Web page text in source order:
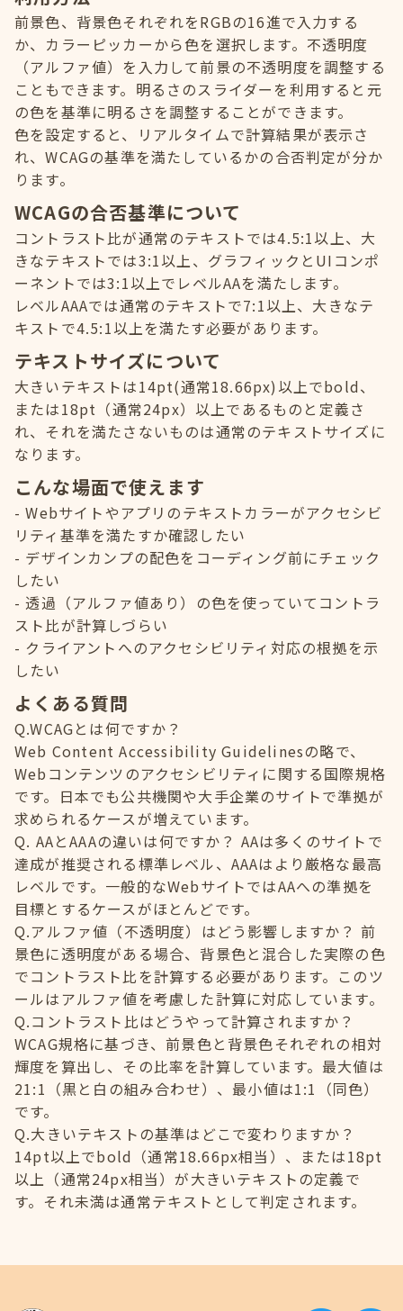
前景色、背景色それぞれをRGBの16進で入力する
か、カラーピッカーから色を選択します。不透明度
（アルファ値）を入力して前景の不透明度を調整する
こともできます。明るさのスライダーを利用すると元
の色を基準に明るさを調整することができます。
色を設定すると、リアルタイムで計算結果が表示さ
れ、WCAGの基準を満たしているかの合否判定が分か
ります。
WCAGの合否基準について
コントラスト比が通常のテキストでは4.5:1以上、大
きなテキストでは3:1以上、グラフィックとUIコンポ
ーネントでは3:1以上でレベルAAを満たします。
レベルAAAでは通常のテキストで7:1以上、大きなテ
キストで4.5:1以上を満たす必要があります。
テキストサイズについて
大きいテキストは14pt(通常18.66px)以上でbold、
または18pt（通常24px）以上であるものと定義さ
れ、それを満たさないものは通常のテキストサイズに
なります。
こんな場面で使えます
Webサイトやアプリのテキストカラーがアクセシビ
リティ基準を満たすか確認したい
デザインカンプの配色をコーディング前にチェック
したい
透過（アルファ値あり）の色を使っていてコントラ
スト比が計算しづらい
クライアントへのアクセシビリティ対応の根拠を示
したい
よくある質問
Q.WCAGとは何ですか？
Web Content Accessibility Guidelinesの略で、
Webコンテンツのアクセシビリティに関する国際規格
です。日本でも公共機関や大手企業のサイトで準拠が
求められるケースが増えています。
Q. AAとAAAの違いは何ですか？ AAは多くのサイトで
達成が推奨される標準レベル、AAAはより厳格な最高
レベルです。一般的なWebサイトではAAへの準拠を
目標とするケースがほとんどです。
Q.アルファ値（不透明度）はどう影響しますか？ 前
景色に透明度がある場合、背景色と混合した実際の色
でコントラスト比を計算する必要があります。このツ
ールはアルファ値を考慮した計算に対応しています。
Q.コントラスト比はどうやって計算されますか？
WCAG規格に基づき、前景色と背景色それぞれの相対
輝度を算出し、その比率を計算しています。最大値は
21:1（黒と白の組み合わせ）、最小値は1:1（同色）
です。
Q.大きいテキストの基準はどこで変わりますか？
14pt以上でbold（通常18.66px相当）、または18pt
以上（通常24px相当）が大きいテキストの定義で
す。それ未満は通常テキストとして判定されます。